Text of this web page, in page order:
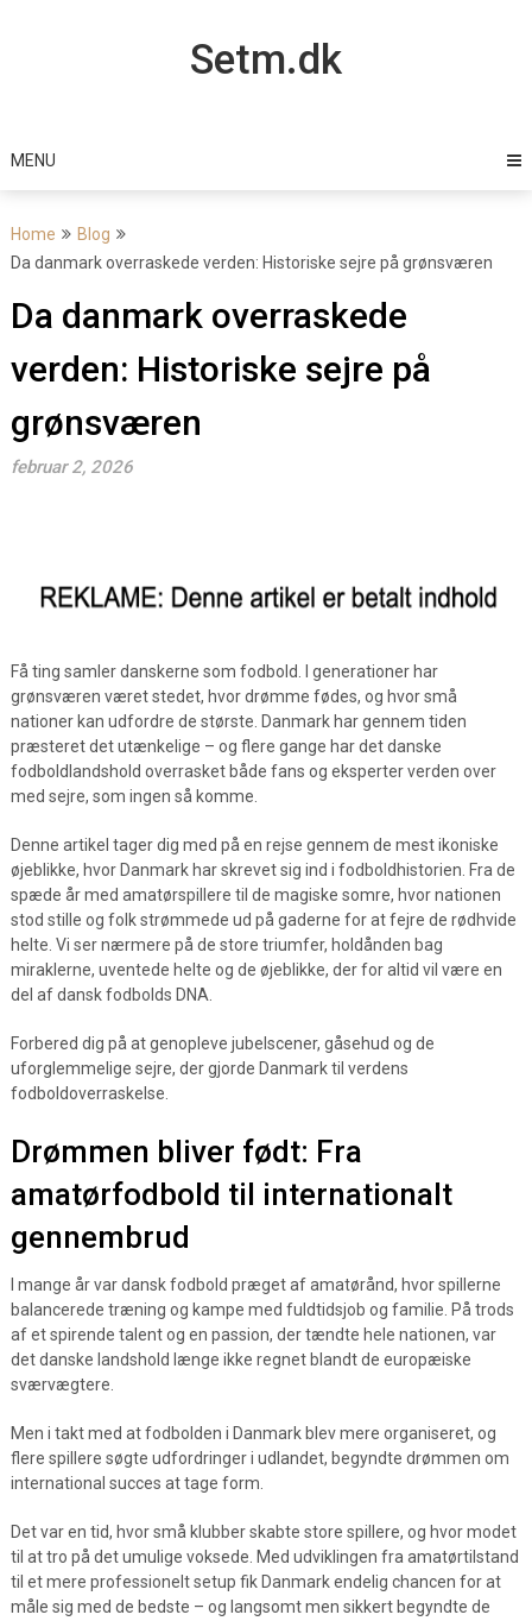
Setm.dk
MENU
Home
Blog
Da danmark overraskede verden: Historiske sejre på grønsværen
Da danmark overraskede
verden: Historiske sejre på
grønsværen
februar 2, 2026
Få ting samler danskerne som fodbold. I generationer har
grønsværen været stedet, hvor drømme fødes, og hvor små
nationer kan udfordre de største. Danmark har gennem tiden
præsteret det utænkelige – og flere gange har det danske
fodboldlandshold overrasket både fans og eksperter verden over
med sejre, som ingen så komme.
Denne artikel tager dig med på en rejse gennem de mest ikoniske
øjeblikke, hvor Danmark har skrevet sig ind i fodboldhistorien. Fra de
spæde år med amatørspillere til de magiske somre, hvor nationen
stod stille og folk strømmede ud på gaderne for at fejre de rødhvide
helte. Vi ser nærmere på de store triumfer, holdånden bag
miraklerne, uventede helte og de øjeblikke, der for altid vil være en
del af dansk fodbolds DNA.
Forbered dig på at genopleve jubelscener, gåsehud og de
uforglemmelige sejre, der gjorde Danmark til verdens
fodboldoverraskelse.
Drømmen bliver født: Fra
amatørfodbold til internationalt
gennembrud
I mange år var dansk fodbold præget af amatørånd, hvor spillerne
balancerede træning og kampe med fuldtidsjob og familie. På trods
af et spirende talent og en passion, der tændte hele nationen, var
det danske landshold længe ikke regnet blandt de europæiske
sværvægtere.
Men i takt med at fodbolden i Danmark blev mere organiseret, og
flere spillere søgte udfordringer i udlandet, begyndte drømmen om
international succes at tage form.
Det var en tid, hvor små klubber skabte store spillere, og hvor modet
til at tro på det umulige voksede. Med udviklingen fra amatørtilstand
til et mere professionelt setup fik Danmark endelig chancen for at
måle sig med de bedste – og langsomt men sikkert begyndte de